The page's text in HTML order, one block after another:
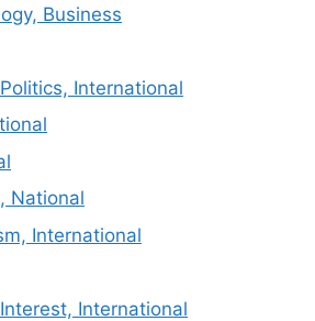
Business
International
National
International
International